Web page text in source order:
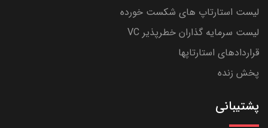
لیست استارتاپ های شکست خورده
لیست سرمایه گذاران خطرپذیر VC
قراردادهای استارتاپها
پخش زنده
پشتیبانی